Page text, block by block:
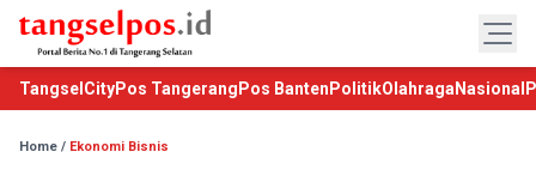
TangselCityPos Tangerang Pos Banten PolitikOlahraga Nasional
Home / Ekonomi Bisnis